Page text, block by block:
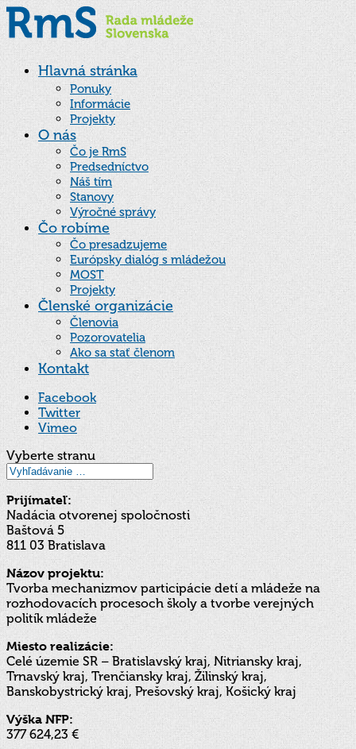
Hlavná stránka
Ponuky
Informácie
Projekty
O nás
Čo je RmS
Predsedníctvo
Náš tím
Stanovy
Výročné správy
Čo robíme
Čo presadzujeme
Európsky dialóg s mládežou
MOST
Projekty
Členské organizácie
Členovia
Pozorovatelia
Ako sa stať členom
Kontakt
Facebook
Twitter
Vimeo
Vyberte stranu
Prijímateľ:
Nadácia otvorenej spoločnosti
Baštová 5
811 03 Bratislava
Názov projektu:
Tvorba mechanizmov participácie detí a mládeže na
rozhodovacích procesoch školy a tvorbe verejných
politík mládeže
Miesto realizácie:
Celé územie SR – Bratislavský kraj, Nitriansky kraj,
Trnavský kraj, Trenčiansky kraj, Žilinský kraj,
Banskobystrický kraj, Prešovský kraj, Košický kraj
Výška NFP:
377 624,23 €